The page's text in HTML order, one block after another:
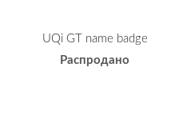
UQi GT name badge
Распродано